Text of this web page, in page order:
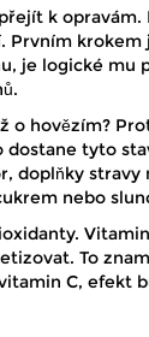
k
je logické mu
o hovězím?
tyto
doplňky
nebo
To
C, efekt